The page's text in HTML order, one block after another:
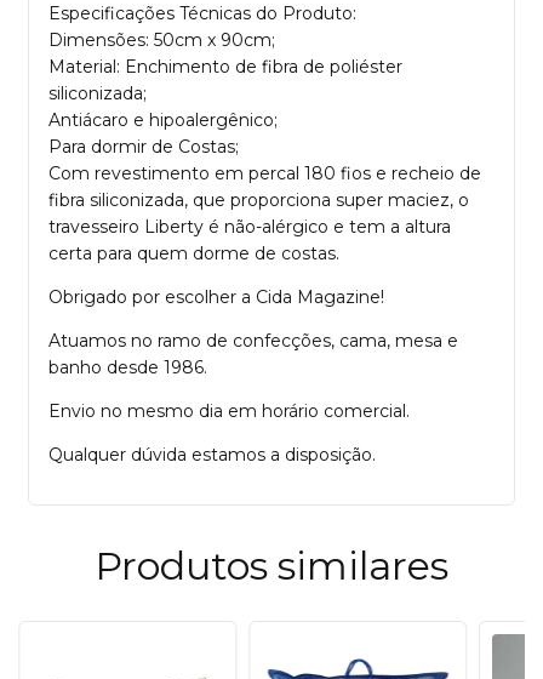
Especificações Técnicas do Produto:
Dimensões: 50cm x 90cm;
Material: Enchimento de fibra de poliéster
siliconizada;
Antiácaro e hipoalergênico;
Para dormir de Costas;
Com revestimento em percal 180 fios e recheio de
fibra siliconizada, que proporciona super maciez, o
travesseiro Liberty é não-alérgico e tem a altura
certa para quem dorme de costas.
Obrigado por escolher a Cida Magazine!
Atuamos no ramo de confecções, cama, mesa e
banho desde 1986.
Envio no mesmo dia em horário comercial.
Qualquer dúvida estamos a disposição.
Produtos similares